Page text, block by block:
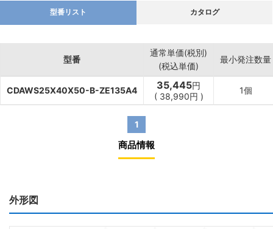
型番リスト カタログ
型番
通常単価(税別)
(税込単価)
最小発注数量
CDAWS25X40X50-B-ZE135A4 35,445円
( 38,990円 )
1個
1
商品情報
外形図